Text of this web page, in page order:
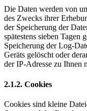
Die Daten werden von
des Zwecks ihrer
der Speicherung der
spätestens sieben Tagen
Speicherung der Log-
Geräts gelöscht oder
der IP-Adresse zu Ihnen
2.1.2. Cookies
Cookies sind kleine